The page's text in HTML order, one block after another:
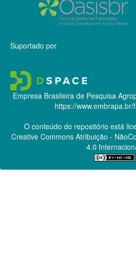
Suportado por
Empresa Brasileira de Pesquisa
https://www.embrapa.br/
O conteúdo do repositório está
Creative CommonsAtribuição -
4.0